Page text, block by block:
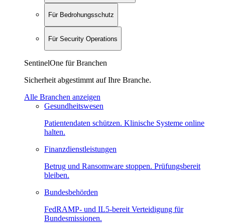
Für Bedrohungsschutz
Für Security Operations
SentinelOne für Branchen
Sicherheit abgestimmt auf Ihre Branche.
Alle Branchen anzeigen
Gesundheitswesen
Patientendaten schützen. Klinische Systeme online
halten.
Finanzdienstleistungen
Betrug und Ransomware stoppen. Prüfungsbereit
bleiben.
Bundesbehörden
FedRAMP- und IL5-bereit Verteidigung für
Bundesmissionen.